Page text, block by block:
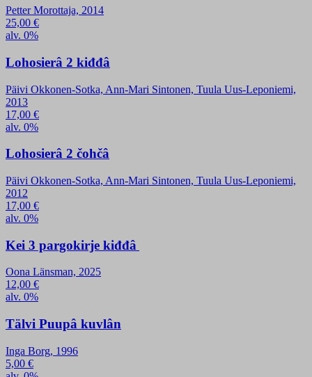
Petter Morottaja, 2014
25,00 €
alv. 0%
Lohosierâ 2 kiđđâ
Päivi Okkonen-Sotka, Ann-Mari Sintonen, Tuula Uus-Leponiemi,
2013
17,00 €
alv. 0%
Lohosierâ 2 čohčâ
Päivi Okkonen-Sotka, Ann-Mari Sintonen, Tuula Uus-Leponiemi,
2012
17,00 €
alv. 0%
Kei 3 pargokirje kiđđâ
Oona Länsman, 2025
12,00 €
alv. 0%
Tälvi Puupâ kuvlân
Inga Borg, 1996
5,00 €